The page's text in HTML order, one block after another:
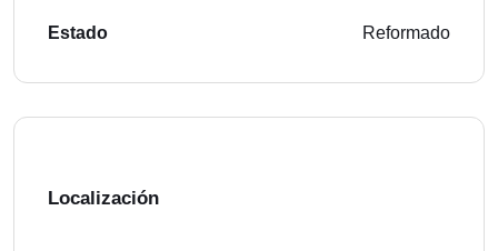
Estado Reformado
Localización